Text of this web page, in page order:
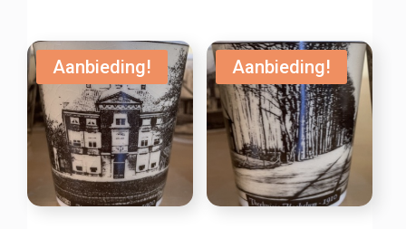
Aanbieding! Aanbieding!